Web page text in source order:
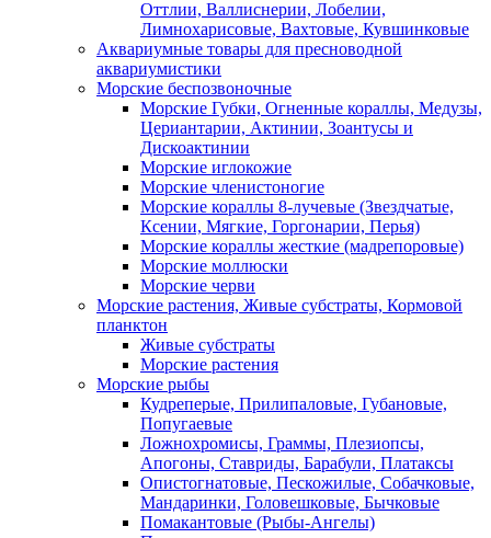
Оттлии, Валлиснерии, Лобелии,
Лимнохарисовые, Вахтовые, Кувшинковые
Аквариумные товары для пресноводной
аквариумистики
Морские беспозвоночные
Морские Губки, Огненные кораллы, Медузы,
Цериантарии, Актинии, Зоантусы и
Дискоактинии
Морские иглокожие
Морские членистоногие
Морские кораллы 8-лучевые (Звездчатые,
Ксении, Мягкие, Горгонарии, Перья)
Морские кораллы жесткие (мадрепоровые)
Морские моллюски
Морские черви
Морские растения, Живые субстраты, Кормовой
планктон
Живые субстраты
Морские растения
Морские рыбы
Кудреперые, Прилипаловые, Губановые,
Попугаевые
Ложнохромисы, Граммы, Плезиопсы,
Апогоны, Ставриды, Барабули, Платаксы
Опистогнатовые, Пескожилые, Собачковые,
Мандаринки, Головешковые, Бычковые
Помакантовые (Рыбы-Ангелы)